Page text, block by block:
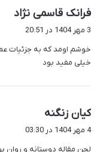
فرانک قاسمی نژاد
:
3 مهر 1404 در 20:51
خوشم اومد که به جزئیات
خیلی مفید بود
کیان زنگنه
ف
4 مهر 1404 در 03:30
لحن مقاله دوستانه و روان